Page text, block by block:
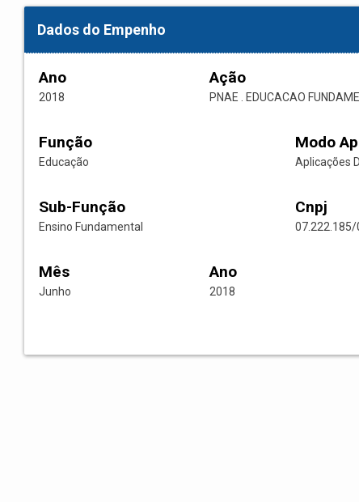
Dados do Empenho
Ano
2018
Ação
PNAE . EDUCACAO
Função
Educação
Modo
Aplicações
Sub-Função
Ensino Fundamental
Cnpj
07.222.185/
Mês
Junho
Ano
2018